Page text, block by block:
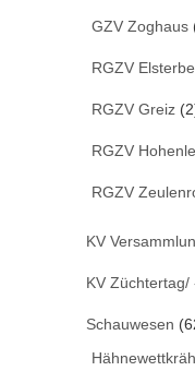
GZV Zoghaus
RGZV
RGZV Greiz
RGZV
RGZV
KV
KV Züchtertag/
Schauwesen